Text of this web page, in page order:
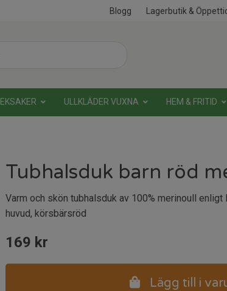
Blogg Lagerbutik &
LEKSAKER ULLKLÄDER VUXNA HEM & FRITID
Tubhalsduk barn röd
Varm och skön tubhalsduk av 100% merinoull
huvud, körsbärsröd
169 kr
Lägg till i